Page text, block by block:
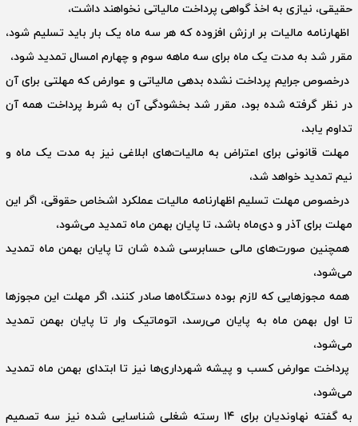
حقیقی، نیازی به اخذ گواهی پرداخت مالیاتی نخواهند داشت،
اظهارنامه مالیات بر ارزش افزوده که هر سه ماه یک بار باید تسلیم شود،
مقرر شد به مدت یک ماه برای سه ماهه سوم و چهارم امسال تمدید شود،
درخصوص جرایم پرداخت نشده بدهی مالیاتی و عوارض که مهلتی برای آن
در نظر گرفته شده بود، مقرر شد بخشودگی آن به شرط پرداخت همه آن
تداوم یابد،
مهلت قانونی برای اعتراض به مالیات‌های ابلاغی نیز به مدت یک ماه و
نیم تمدید خواهد شد،
درخصوص مهلت تسلیم اظهارنامه مالیات عملکرد اشخاص حقوقی، اگر این
مهلت برای آذر و دی‌ماه باشد، تا پایان بهمن ماه تمدید می‌شود،
همچنین صورت‌های مالی حسابرسی شده شان تا پایان بهمن ماه تمدید
می‌شود،
همه مجوزهایی که لازم بوده دستگاه‌ها صادر کنند، اگر مهلت این مجوزها
تا اول بهمن ماه به پایان می‌رسد، اتوماتیک وار تا پایان بهمن تمدید
می‌شود،
پرداخت عوارض کسب و پیشه شهرداری‌ها نیز تا ابتدای بهمن ماه تمدید
می‌شود،
به گفته نهاوندیان برای ۱۴ رسته شغلی شناسایی شده نیز سه تصمیم